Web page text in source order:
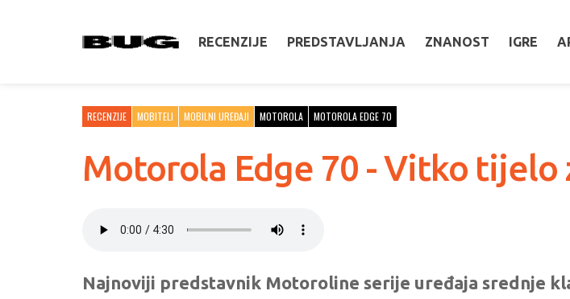
RECENZIJE PREDSTAVLJANJA ZNANOST IGRE
RECENZIJE MOBITELI MOBILNI UREĐAJI MOTOROLA MOTOROLA EDGE 70
Motorola Edge 70 - Vitko tijelo
Najnoviji predstavnik Motoroline serije uređaja srednje